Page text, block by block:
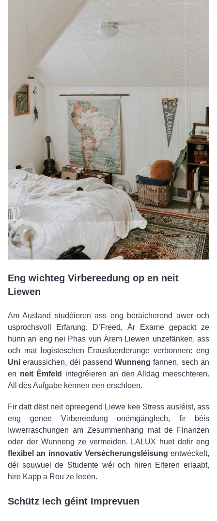
Eng wichteg Virbereedung op en neit
Liewen
Am Ausland studéieren ass eng beräicherend awer och
usprochsvoll Erfarung. D’Freed, Är Exame gepackt ze
hunn an eng nei Phas vun Ärem Liewen unzefänken, ass
och mat logisteschen Erausfuerderunge verbonnen: eng
Uni eraussichen, déi passendWunneng fannen, sech an
en neit Ëmfeld
integréieren an den Alldag meeschteren.
All dës Aufgabe kënnen een erschloen.
Fir datt dëst neit opreegend Liewe kee Stress ausléist, ass
eng genee Virbereedung onëmgänglech, fir béis
Iwwerraschungen am Zesummenhang mat de Finanzen
oder der Wunneng ze vermeiden. LALUX huet dofir eng
flexibel an innovativ Versécherungsléisung entwéckelt,
déi souwuel de Studente wéi och hiren Elteren erlaabt,
hire Kapp a Rou ze leeën.
Schütz Iech géint Imprevuen